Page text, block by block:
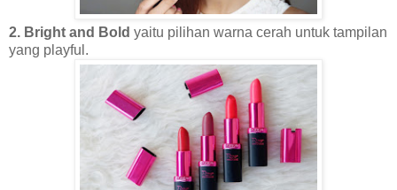
2. Bright and Bold yaitu pilihan warna cerah untuk tampilan
yang playful.